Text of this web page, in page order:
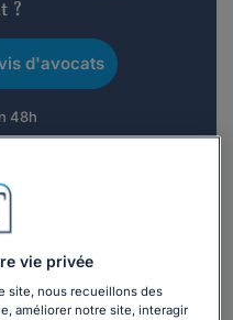
?
d'avocats
48h
par
?
vie privée
site, nous recueillons des
améliorer notre site, interagir